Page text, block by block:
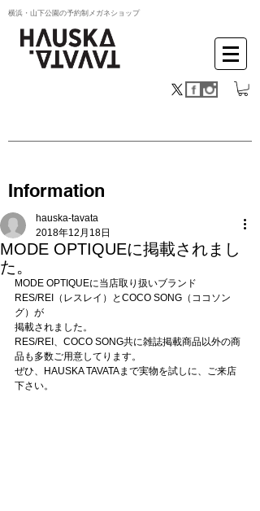
横浜・山下公園の予約制メガネショップ
Information
MODE OPTIQUEに掲載されまし
た。
hauska-tavata
2018年12月18日
MODE OPTIQUEに当店取り扱いブランド
RES/REI（レスレイ）とCOCO SONG（ココソン
グ）が
掲載されました。
RES/REI、COCO SONG共に雑誌掲載商品以外の商
品も多数ご用意してります。
ぜひ、HAUSKA TAVATAまで実物を試しに、ご来店
下さい。